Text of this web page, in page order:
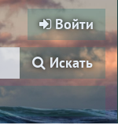
Войти
Искать